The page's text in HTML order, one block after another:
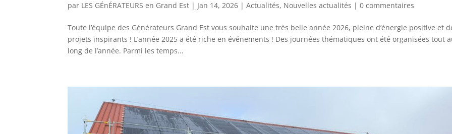
par LES GÉnÉRATEURS en Grand Est | Jan 14, 2026 |Actualités, Nouvelles actualités |0 commentaires
Toute l’équipe des Générateurs Grand Est vous souhaite une très belle année 2026, pleine d’énergie positive et
projets inspirants ! L’année 2025 a été riche en événements ! Des journées thématiques ont été organisées tout
long de l’année. Parmi les temps...